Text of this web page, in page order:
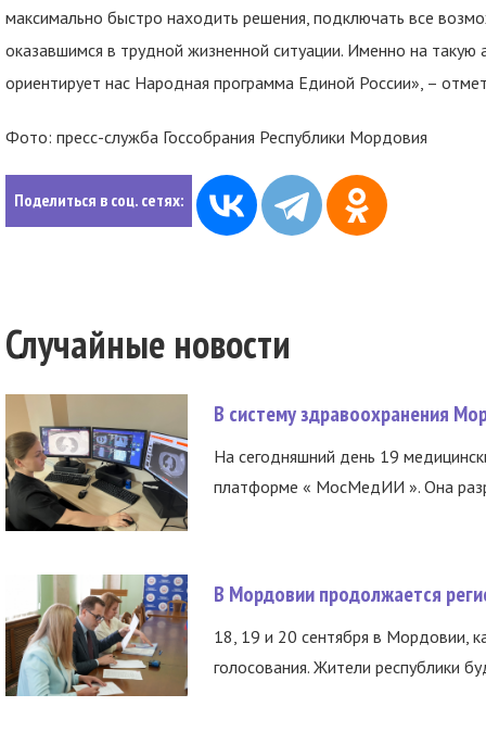
максимально быстро находить решения, подключать все
оказавшимся в трудной жизненной ситуации. Именно на
ориентирует нас Народная программа Единой России», –
Фото: пресс-служба Госсобрания Республики Мордовия
Поделиться в соц. сетях:
Случайные новости
В систему здравоохранения
На сегодняшний день 19
платформе « МосМедИИ ». Она
В Мордовии продолжается
18, 19 и 20 сентября в Мордовии,
голосования. Жители республики